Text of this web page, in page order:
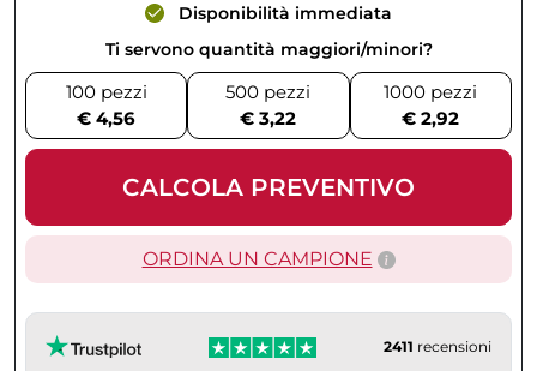
Disponibilità immediata
Ti servono quantità maggiori/minori?
100 pezzi
€ 4,56
500 pezzi
€ 3,22
1000 pezzi
€ 2,92
CALCOLA PREVENTIVO
ORDINA UN CAMPIONE
2411 recensioni